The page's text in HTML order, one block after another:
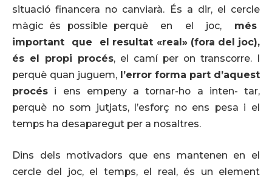
situació financera no canviarà. És a dir, el cercle
màgic és possible perquè en el joc, més
important que el resultat«real» (fora del joc),
és el propi procés, el camí per on transcorre. I
perquè quan juguem, l’error forma part d’aquest
procés i ens empeny a tornar-ho a inten- tar,
perquè no som jutjats, l’esforç no ens pesa i el
temps ha desaparegut per a nosaltres.
Dins dels motivadors que ens mantenen en el
cercle del joc, el temps, el real, és un element